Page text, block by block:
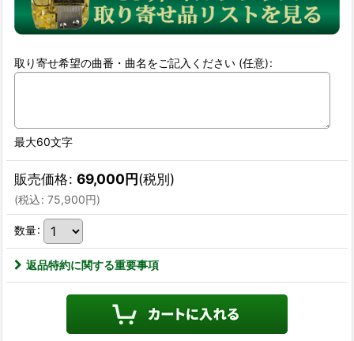
取り寄せ希望の曲番・曲名をご記入ください (任意):
最大60文字
販売価格: 69,000円(税別)
(税込: 75,900円)
数量:
返品特約に関する重要事項